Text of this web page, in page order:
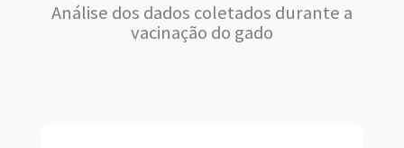
Análise dos dados coletados durante a
vacinação do gado